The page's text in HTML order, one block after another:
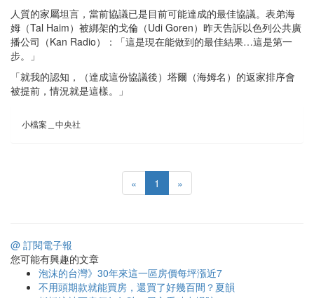
人質的家屬坦言，當前協議已是目前可能達成的最佳協議。表弟海
姆（Tal Haim）被綁架的戈倫（Udi Goren）昨天告訴以色列公共廣
播公司（Kan Radio）：「這是現在能做到的最佳結果…這是第一
步。」
「就我的認知，（達成這份協議後）塔爾（海姆名）的返家排序會
被提前，情況就是這樣。」
小檔案＿中央社
« 1 »
@ 訂閱電子報
您可能有興趣的文章
泡沫的台灣》30年來這一區房價每坪漲近7
不用頭期款就能買房，還買了好幾百間？夏韻